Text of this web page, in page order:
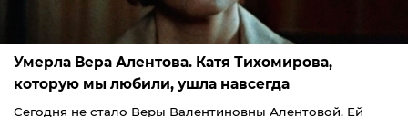
Умерла Вера Алентова. Катя Тихомирова,
которую мы любили, ушла навсегда
Сегодня не стало Веры Валентиновны Алентовой. Ей